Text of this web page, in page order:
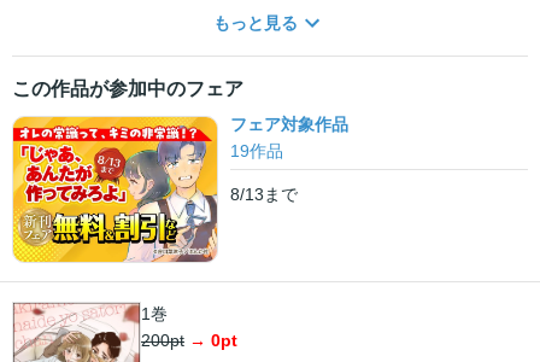
「悟った世代」――通称・悟り世代。 悟り世代ど真ん中の吉野さと
遺品整理に立ち合うことになったさとりは、遺品の中に1冊の日記帳
を見つける。 ≪ 本当は私のことを、愛してくれる人と結婚したかっ
た ≫ 消え入りそうな文字で書かれた祖母の言葉に、さとりは自分を
顧みる。 「――私も、死ぬ前にそう思うのかな」 将来の不安と幸せ
を天秤にかけて思案していたその時、誤って庭の池に落ちてしま
う。 さとりが目を覚ますとそこは、1988年――バブル時代真っただ
中の日本だった!? 令和を生きる悟れる現代っ子は、活気づくバブル
の時代に何を見る？ 時代を超えて、自分の価値や生き方と向き合う
タイムスリップ・ヒューマンドラマ！ ※この作品は『comicタント
Vol.73』に収録されております。重複購入にご注意下さい。
もっと見る
この作品が参加中のフェア
フェア対象作品
19作品
8/13まで
1巻
200pt → 0pt